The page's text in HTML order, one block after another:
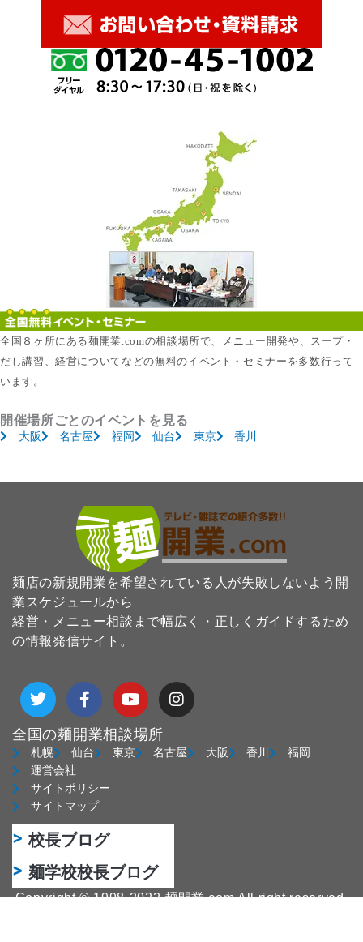
全国８ヶ所にある麺開業.comの相談場所で、メニュー開発や、スープ・
だし講習、経営についてなどの無料のイベント・セミナーを多数行って
います。
開催場所ごとのイベントを見る
大阪 名古屋 福岡 仙台 東京 香川
麺店の新規開業を希望されている人が失敗しないよう開
業スケジュールから
経営・メニュー相談まで幅広く・正しくガイドするため
の情報発信サイト。
T
w
i
t
t
e
r
F
a
c
e
b
o
k
-
f
Y
o
u
t
u
b
I
n
s
a
g
全国の麺開業相談場所
札幌 仙台 東京 名古屋 大阪 香川
福岡
運営会社
サイトポリシー
サイトマップ
校長ブログ
麺学校校長ブログ
Copyright © 1998-2022 麺開業.com All right reserved.